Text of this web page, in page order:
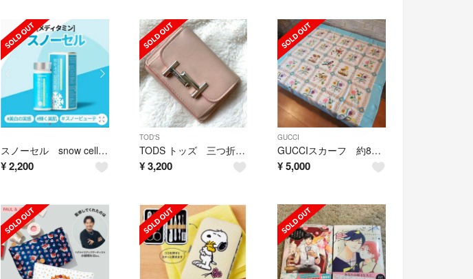
スノーセル snow cell 話題の美白サプリ
¥2,200
TOD'S
TODS トッズ 三つ折り財布 ピンク
¥ 3,200
GUCCI
GUCCIスカーフ 約87cm×約84cm 大判 人気の絵柄
¥5,000